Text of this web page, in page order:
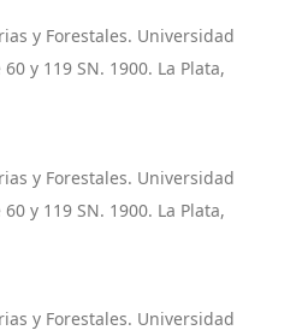
y Forestales. Universidad
y 119 SN. 1900. La Plata,
y Forestales. Universidad
y 119 SN. 1900. La Plata,
y Forestales. Universidad